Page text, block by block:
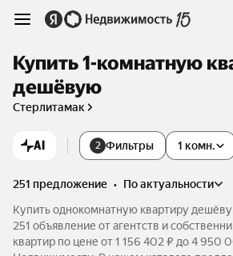
Купить 1-комнатную
дешёвую
Стерлитамак
AI 2 Фильтры 1 комн.
251 предложение •
по актуальности
Купить однокомнатную квартиру
251 объявление от агентств и
квартир по цене от 1 156 402 ₽ до 4 950